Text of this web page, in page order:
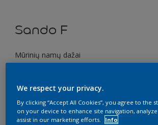
Sando F
Mūrinių namų dažai
Dydis
We respect your privacy.
By clicking “Accept All Cookies”, you agree to the
on your device to enhance site navigation, analyze
assist in our marketing efforts.
Info